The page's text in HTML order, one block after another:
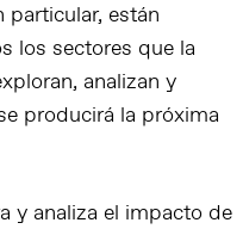
particular, están
los sectores que la
analizan y
producirá la próxima
y analiza el impacto de